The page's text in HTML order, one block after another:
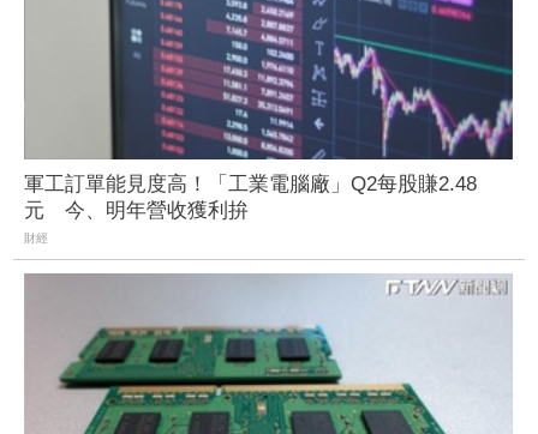
軍工訂單能見度高！「工業電腦廠」Q2每股賺2.48
元 今、明年營收獲利拚
財經